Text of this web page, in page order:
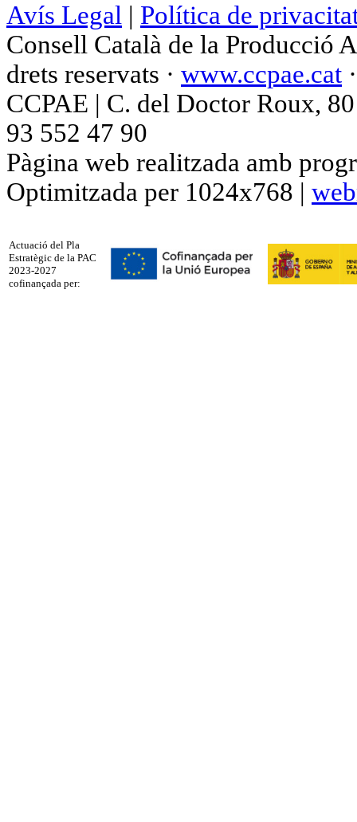
Avís Legal | Política de
Consell Català de la Producció
drets reservats · www.ccpae.cat
CCPAE | C. del Doctor Roux,
93 552 47 90
Pàgina web realitzada amb
Optimitzada per 1024x768 |
Actuació del Pla
Estratègic de la PAC
2023-2027
cofinançada per: